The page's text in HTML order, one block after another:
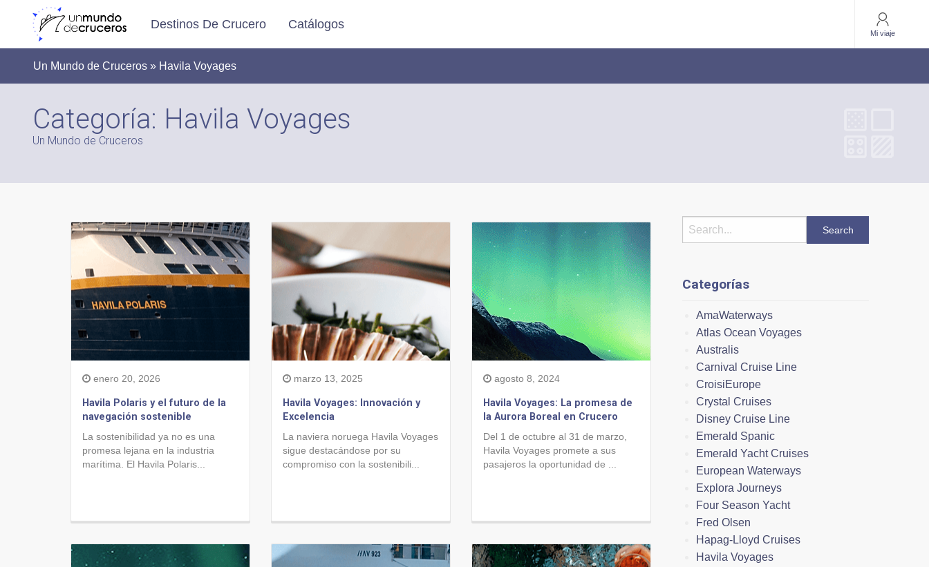
Destinos De Crucero Catálogos
Mi viaje
Un Mundo de Cruceros » Havila Voyages
Categoría: Havila Voyages
Un Mundo de Cruceros
enero 20, 2026
Havila Polaris y el futuro de la
navegación sostenible
La sostenibilidad ya no es una
promesa lejana en la industria
marítima. El Havila Polaris...
marzo 13, 2025
Havila Voyages: Innovación y
Excelencia
La naviera noruega Havila Voyages
sigue destacándose por su
compromiso con la sostenibili...
agosto 8, 2024
Havila Voyages: La promesa de
la Aurora Boreal en Crucero
Del 1 de octubre al 31 de marzo,
Havila Voyages promete a sus
pasajeros la oportunidad de ...
Categorías
AmaWaterways
Atlas Ocean Voyages
Australis
Carnival Cruise Line
CroisiEurope
Crystal Cruises
Disney Cruise Line
Emerald Spanic
Emerald Yacht Cruises
European Waterways
Explora Journeys
Four Season Yacht
Fred Olsen
Hapag-Lloyd Cruises
Havila Voyages